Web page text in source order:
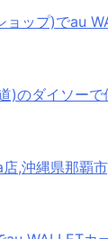
ョップ)でau
)のダイソー
,沖縄県那覇